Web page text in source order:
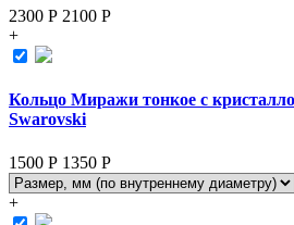
2300 Р 2100 Р
+
Кольцо Миражи тонкое с
Swarovski
1500 Р 1350 Р
+